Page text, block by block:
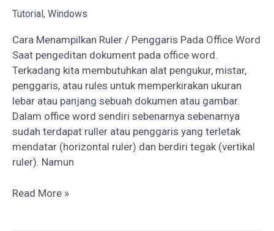
Tutorial , Windows
Cara Menampilkan Ruler / Penggaris Pada Office Word
Saat pengeditan dokument pada office word.
Terkadang kita membutuhkan alat pengukur, mistar,
penggaris, atau rules untuk memperkirakan ukuran
lebar atau panjang sebuah dokumen atau gambar.
Dalam office word sendiri sebenarnya sebenarnya
sudah terdapat ruller atau penggaris yang terletak
mendatar (horizontal ruler) dan berdiri tegak (vertikal
ruler). Namun
Cara
Read More »